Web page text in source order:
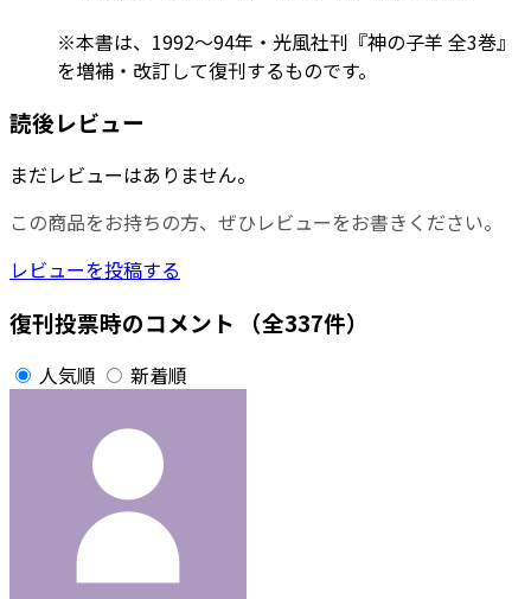
※本書は、1992～94年・光風社刊『神の子羊 全3巻』
を増補・改訂して復刊するものです。
読後レビュー
まだレビューはありません。
この商品をお持ちの方、ぜひレビューをお書きください。
レビューを投稿する
復刊投票時のコメント （全337件）
人気順 新着順